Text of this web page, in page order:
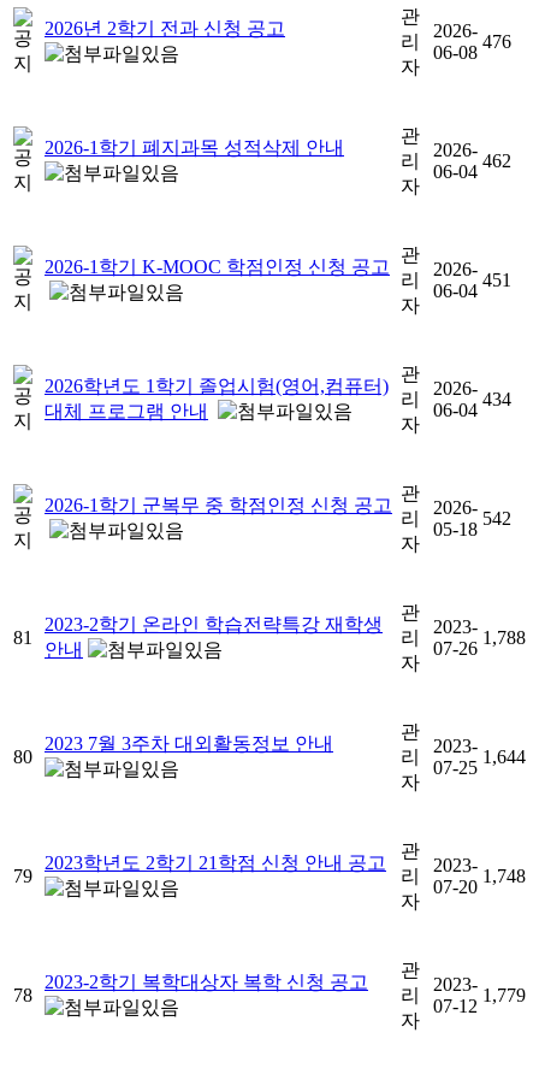
2026년 2학기 전과 신청 공고
관
리
자
2026-
06-08
476
2026-1학기 폐지과목 성적삭제 안내
관
리
자
2026-
06-04
462
2026-1학기 K-MOOC 학점인정 신청 공고
관
리
자
2026-
06-04
451
2026학년도 1학기 졸업시험(영어,컴퓨터)
대체 프로그램 안내
관
리
자
2026-
06-04
434
2026-1학기 군복무 중 학점인정 신청 공고
관
리
자
2026-
05-18
542
81
2023-2학기 온라인 학습전략특강 재학생
안내
관
리
자
2023-
07-26
1,788
80
2023 7월 3주차 대외활동정보 안내
관
리
자
2023-
07-25
1,644
79
2023학년도 2학기 21학점 신청 안내 공고
관
리
자
2023-
07-20
1,748
78
2023-2학기 복학대상자 복학 신청 공고
관
리
자
2023-
07-12
1,779